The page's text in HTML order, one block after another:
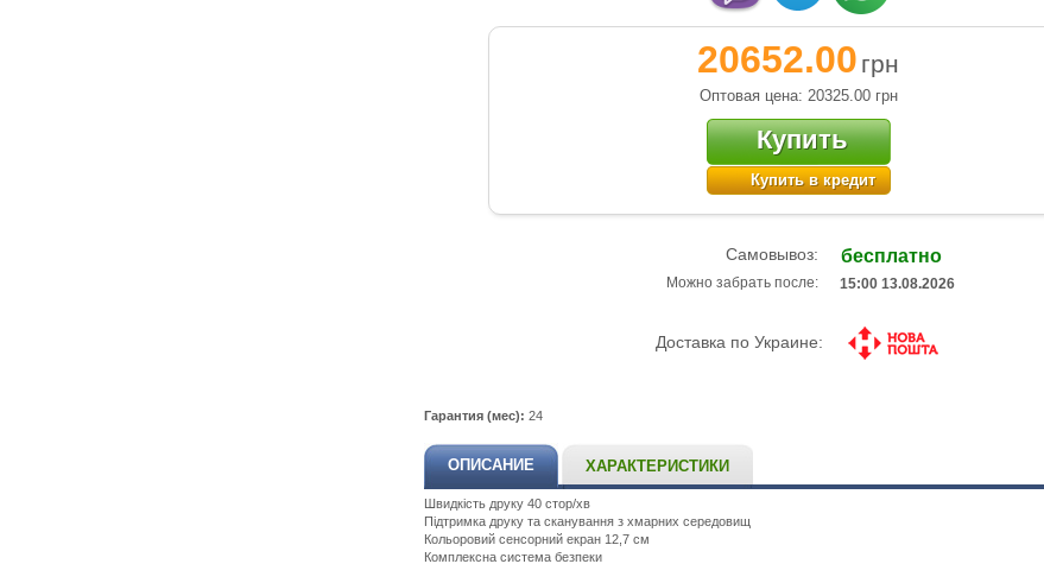
20652.00 грн
Оптовая цена: 20325.00 грн
Купить
Купить в кредит
Самовывоз: бесплатно
Можно забрать после: 15:00 13.08.2026
Доставка по Украине:
Гарантия (мес): 24
ОПИСАНИЕ ХАРАКТЕРИСТИКИ
Швидкість друку 40 стор/хв
Підтримка друку та сканування з хмарних середовищ
Кольоровий сенсорний екран 12,7 см
Комплексна система безпеки